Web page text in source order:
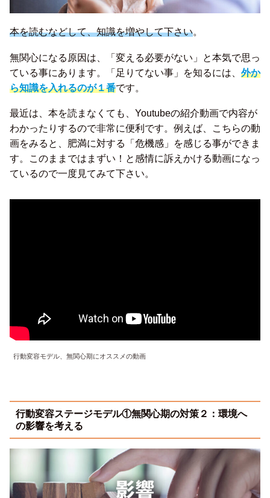
本を読むなどして、知識を増やして下さい。
無関心になる原因は、「変える必要がない」と本気で思っ
ている事にあります。「足りてない事」を知るには、 外か
ら知識を入れるのが１番です。
最近は、本を読まなくても、Youtubeの紹介動画で内容が
わかったりするので非常に便利です。例えば、こちらの動
画をみると、肥満に対する「危機感」を感じる事ができま
す。このままではまずい！と感情に訴えかける動画になっ
ているので一度見てみて下さい。
行動変容モデル、無関心期にオススメの動画
行動変容ステージモデル①無関心期の対策２：環境へ
の影響を考える